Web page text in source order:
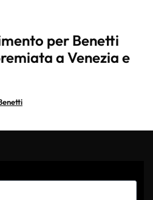
per Benetti
a Venezia e